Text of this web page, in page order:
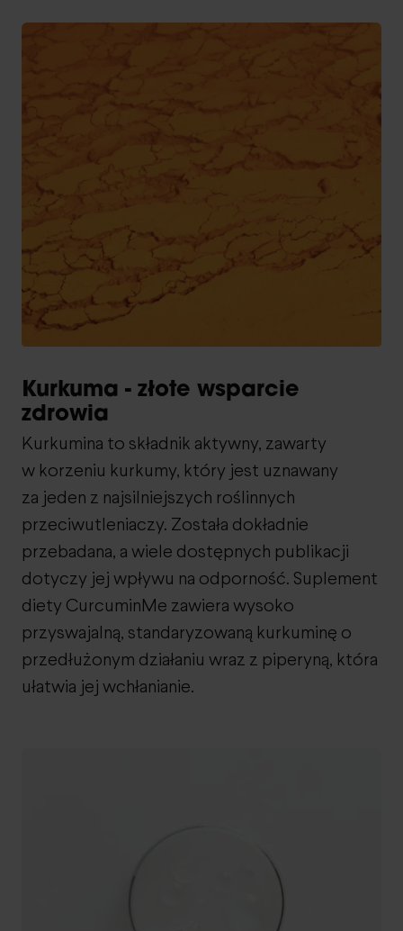
Kurkuma - złote wsparcie
zdrowia
Kurkumina to składnik aktywny, zawarty
w korzeniu kurkumy, który jest uznawany
za jeden z najsilniejszych roślinnych
przeciwutleniaczy. Została dokładnie
przebadana, a wiele dostępnych publikacji
dotyczy jej wpływu na odporność. Suplement
diety CurcuminMe zawiera wysoko
przyswajalną, standaryzowaną kurkuminę o
przedłużonym działaniu wraz z piperyną, która
ułatwia jej wchłanianie.